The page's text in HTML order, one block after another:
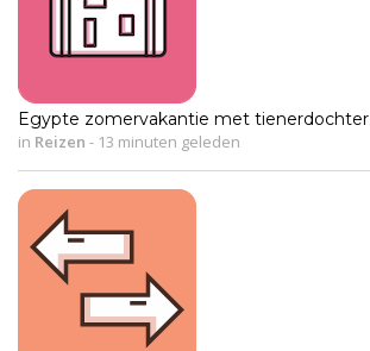
Egypte zomervakantie met tienerdochter
in Reizen - 13 minuten geleden